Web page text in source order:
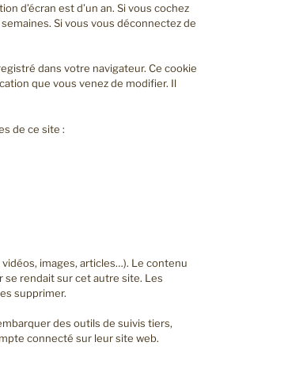
d’écran est d’un an. Si vous cochez
Si vous vous déconnectez de
dans votre navigateur. Ce cookie
que vous venez de modifier. Il
de ce site :
images, articles…). Le contenu
se rendait sur cet autre site. Les
supprimer.
des outils de suivis tiers,
connecté sur leur site web.